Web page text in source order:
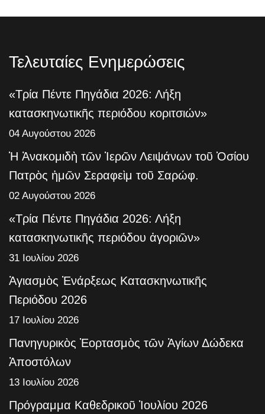
Τελευταίες Ενημερώσεις
«Τρία Πέντε Πηγάδια 2026: Λήξη
κατασκηνωτικῆς περιόδου κοριτσιών»
04 Αυγούστου 2026
Ἡ Ἀνακομιδὴ τῶν Ἱερῶν Λειψάνων τοῦ Ὁσίου
Πατρὸς ἡμῶν Σεραφεὶμ τοῦ Σαρώφ.
02 Αυγούστου 2026
«Τρία Πέντε Πηγάδια 2026: Λήξη
κατασκηνωτικῆς περιόδου ἀγοριῶν»
31 Ιουλίου 2026
Ἁγιασμὸς Ἐνάρξεως Κατασκηνωτικῆς
Περιόδου 2026
17 Ιουλίου 2026
Πανηγυρικὸς Ἑορτασμὸς τῶν Ἁγίων Δώδεκα
Ἀποστόλων
13 Ιουλίου 2026
Πρόγραμμα Καθεδρικοῦ Ἰουλίου 2026